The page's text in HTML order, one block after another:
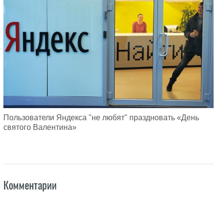
Пользователи Яндекса "не любят" праздновать «День
святого Валентина»
Комментарии